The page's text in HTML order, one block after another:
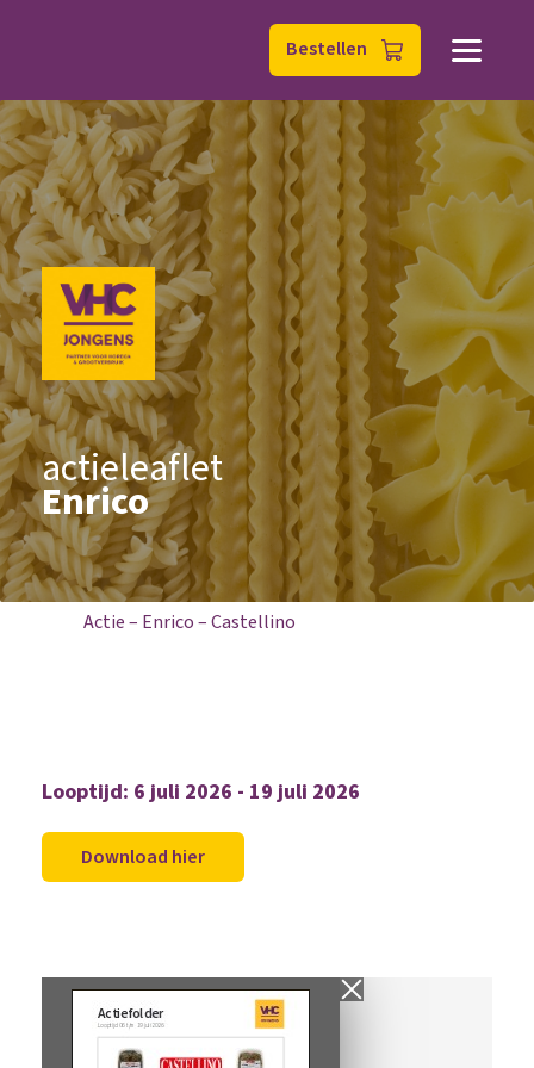
Bestellen
actieleaflet
Enrico
Home
Aanbiedingen
Actie – Enrico – Castellino
Looptijd: 6 juli 2026 - 19 juli 2026
Download hier